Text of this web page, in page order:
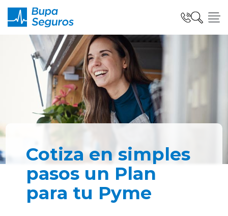
Seguros para Personas
Seguros para Empresas
Seguro Salud Global
Centro de Ayuda
Cotiza en simples
pasos un Plan
para tu Pyme